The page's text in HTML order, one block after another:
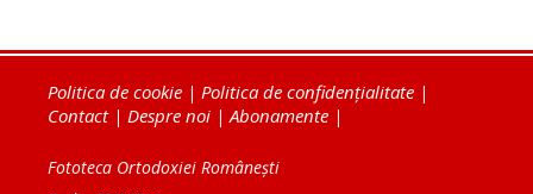
Politica de cookie | Politica de confidențialitate |
Contact| Despre noi |Abonamente |
Fototeca Ortodoxiei Românești